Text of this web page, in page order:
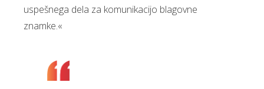
uspešnega dela za komunikacijo blagovne
znamke.«